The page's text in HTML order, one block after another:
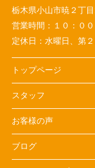
栃木県小山市暁２丁
営業時間： １０：０
定休日： 水曜日、第
トップページ
スタッフ
お客様の声
ブログ